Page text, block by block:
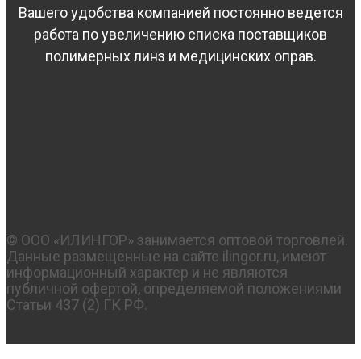
Вашего удобства компанией постоянно ведется
работа по увеличению списка поставщиков
полимерных линз и медицинских оправ.
© OOO «ИЛИНГОР» занимается оптовой торговлей.
Данные размещенные на сайте ilingor.ru, имеют
информационный характер и не являются
публичной офертой, определяемой положениями
Статьи 437 (2) ГК РФ.